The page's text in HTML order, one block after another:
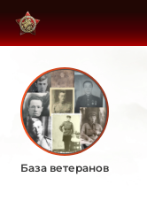
База ветеранов